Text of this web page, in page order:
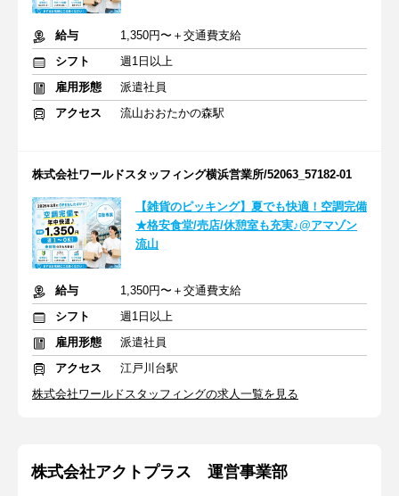
給与
1,350円〜＋交通費支給
シフト
週1日以上
雇用形態
派遣社員
アクセス
流山おおたかの森駅
株式会社ワールドスタッフィング横浜営業所/52063_57182-01
【雑貨のピッキング】夏でも快適！空調完備
★格安食堂/売店/休憩室も充実♪@アマゾン
流山
給与
1,350円〜＋交通費支給
シフト
週1日以上
雇用形態
派遣社員
アクセス
江戸川台駅
株式会社ワールドスタッフィングの求人一覧を見る
株式会社アクトプラス 運営事業部